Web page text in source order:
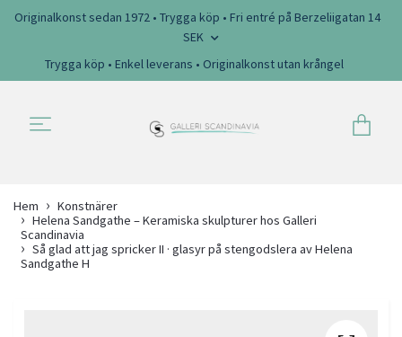
Originalkonst sedan 1972 • Trygga köp • Fri entré på Berzeliigatan 14
SEK
Trygga köp • Enkel leverans • Originalkonst utan krångel
Hem
Konstnärer
Helena Sandgathe – Keramiska skulpturer hos Galleri
Scandinavia
Så glad att jag spricker II · glasyr på stengodslera av Helena
Sandgathe H